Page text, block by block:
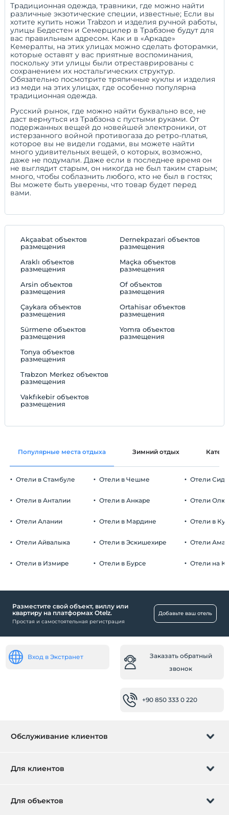
Традиционная одежда, травники, где можно найти
различные экзотические специи, известные; Если вы
хотите купить ножи Trabzon и изделия ручной работы,
улицы Бедестен и Семерцилер в Трабзоне будут для
вас правильным адресом. Как и в «Аркаде»
Кемералты, на этих улицах можно сделать фоторамки,
которые оставят у вас приятные воспоминания,
поскольку эти улицы были отреставрированы с
сохранением их ностальгических структур.
Обязательно посмотрите тряпичные куклы и изделия
из меди на этих улицах, где особенно популярна
традиционная одежда.
Русский рынок, где можно найти буквально все, не
даст вернуться из Трабзона с пустыми руками. От
подержанных вещей до новейшей электроники, от
истерзанного войной противогаза до ретро-платья,
которое вы не видели годами, вы можете найти
много удивительных вещей, о которых, возможно,
даже не подумали. Даже если в последнее время он
не выглядит старым, он никогда не был таким старым;
много, чтобы соблазнить любого, кто не был в гостях;
Вы можете быть уверены, что товар будет перед
вами.
Akçaabat объектов
размещения
Araklı объектов
размещения
Arsin объектов
размещения
Çaykara объектов
размещения
Dernekpazari объектов
размещения
Maçka объектов
размещения
Of объектов
размещения
Ortahisar объектов
размещения
Sürmene объектов
размещения
Tonya объектов
размещения
Trabzon Merkez объектов
размещения
Vakfıkebir объектов
размещения
Yomra объектов
размещения
Популярные места отдыха Зимний отдых
Отели в Стамбуле
Отели в Анталии
Отели Алании
Отели Айвалыка
Отели в Измире
Отели в Чешме
Отели в Анкаре
Отели в Мардине
Отели в Эскишехире
Отели в Бурсе
Отели Сиде
Отели
Отели в
Отели
Отели на
Разместите свой объект, виллу или
квартиру на платформах Otelz.
Простая и самостоятельная регистрация
Добавьте ваш отель
Вход в Экстранет
Заказать обратный
звонок
+90 850 333 0 220
Обслуживание клиентов
Для клиентов
Подарочная карта
Для объектов